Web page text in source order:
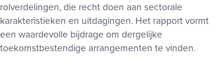
rolverdelingen, die recht doen aan sectorale
karakteristieken en uitdagingen. Het rapport vormt
een waardevolle bijdrage om dergelijke
toekomstbestendige arrangementen te vinden.